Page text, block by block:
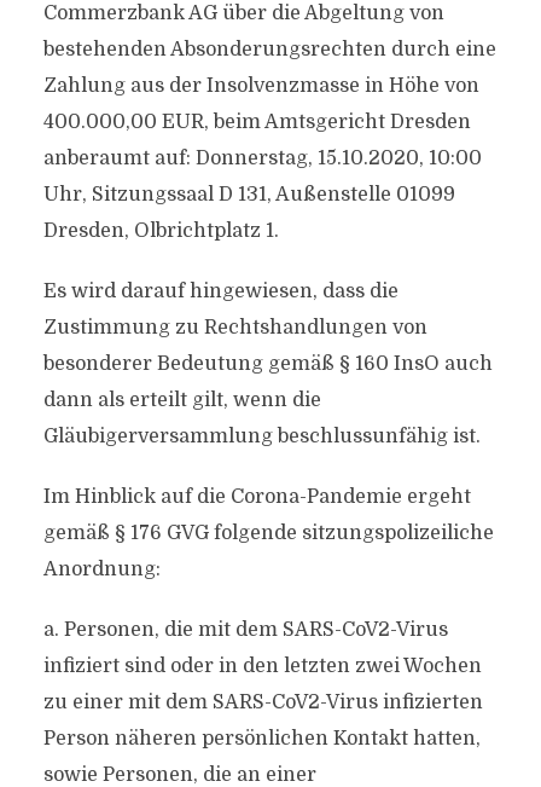
Commerzbank AG über die Abgeltung von
bestehenden Absonderungsrechten durch eine
Zahlung aus der Insolvenzmasse in Höhe von
400.000,00 EUR, beim Amtsgericht Dresden
anberaumt auf: Donnerstag, 15.10.2020, 10:00
Uhr, Sitzungssaal D 131, Außenstelle 01099
Dresden, Olbrichtplatz 1.
Es wird darauf hingewiesen, dass die
Zustimmung zu Rechtshandlungen von
besonderer Bedeutung gemäß § 160 InsO auch
dann als erteilt gilt, wenn die
Gläubigerversammlung beschlussunfähig ist.
Im Hinblick auf die Corona-Pandemie ergeht
gemäß § 176 GVG folgende sitzungspolizeiliche
Anordnung:
a. Personen, die mit dem SARS-CoV2-Virus
infiziert sind oder in den letzten zwei Wochen
zu einer mit dem SARS-CoV2-Virus infizierten
Person näheren persönlichen Kontakt hatten,
sowie Personen, die an einer